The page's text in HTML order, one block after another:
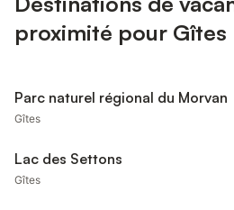
proximité pour Gîtes
Parc naturel régional du Morvan
Gîtes
Lac des Settons
Gîtes